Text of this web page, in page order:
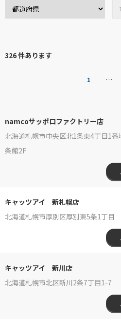
326 件あります
1 …
namcoサッポロファクトリー店
北海道札幌市中央区北1条東4丁目1
条館2F
キャッツアイ 新札幌店
北海道札幌市厚別区厚別東5条1丁目
キャッツアイ 新川店
北海道札幌市北区新川2条7丁目1-7